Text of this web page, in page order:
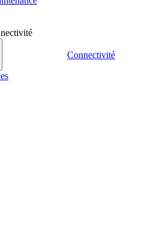
Connectivité